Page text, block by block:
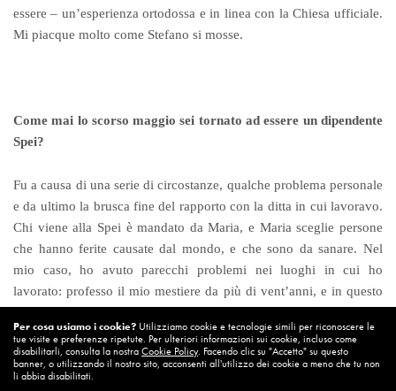
essere – un’esperienza ortodossa e in linea con la Chiesa ufficiale.
Mi piacque molto come Stefano si mosse.
Come mai lo scorso maggio sei tornato ad essere un dipendente
Spei?
Fu a causa di una serie di circostanze, qualche problema personale
e da ultimo la brusca fine del rapporto con la ditta in cui lavoravo.
Chi viene alla Spei è mandato da Maria, e Maria sceglie persone
che hanno ferite causate dal mondo, e che sono da sanare. Nel
mio caso, ho avuto parecchi problemi nei luoghi in cui ho
lavorato: professo il mio mestiere da più di vent’anni, e in questo
rapporti sia tra datore di lavoro e dipendente, sia tra dipendente e
dipendente. Questi sono manipolati e messi in una terribile
competizione tra loro: una politica del
Per cosa usiamo i cookie? Utilizziamo cookie e tecnologie simili per riconoscere le
tue visite e preferenze ripetute. Per ulteriori informazioni sui cookie, incluso come
disabilitarli, consulta la nostraCookie Policy. Facendo clic su "Accetto" su questo
banner, o utilizzando il nostro sito, acconsenti all'utilizzo dei cookie a meno che tu non
li abbia disabilitati.